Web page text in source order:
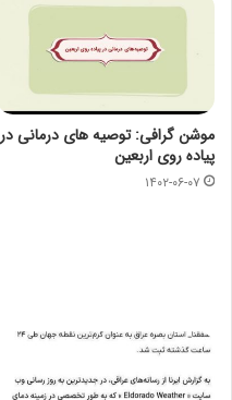
موشن گرافی: توصیه های درمانی در
پیاده روی اربعین
۱۴۰۲-۰۶-۰۷